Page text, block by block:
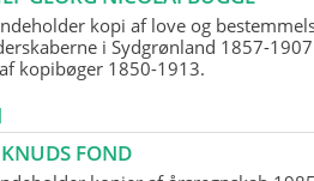
kopi af love og
i Sydgrønland 1857-
kopibøger 1850-1913.
FOND